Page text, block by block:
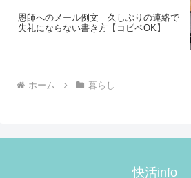
恩師へのメール例文｜久しぶりの連絡で
失礼にならない書き方【コピペOK】
ホーム 暮らし
快活info